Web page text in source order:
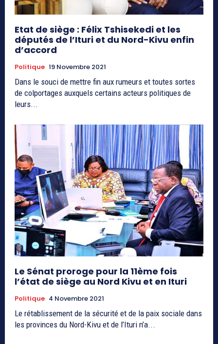
Etat de siège : Félix Tshisekedi et les
députés de l’Ituri et du Nord-Kivu enfin
d’accord
Politique 19 Novembre 2021
Dans le souci de mettre fin aux rumeurs et toutes sortes
de colportages auxquels certains acteurs politiques de
leurs...
Le Sénat proroge pour la 11ème fois
l’état de siège au Nord Kivu et en Ituri
Politique 4 Novembre 2021
Le rétablissement de la sécurité et de la paix sociale dans
les provinces du Nord-Kivu et de l’Ituri n’a...